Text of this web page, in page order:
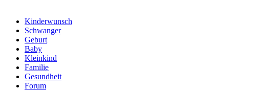
Kinderwunsch
Schwanger
Geburt
Baby
Kleinkind
Familie
Gesundheit
Forum